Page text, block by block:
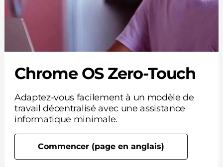
Chrome OS Zero-Touch
Adaptez-vous facilement à un modèle de
travail décentralisé avec une assistance
informatique minimale.
Commencer (page en anglais)